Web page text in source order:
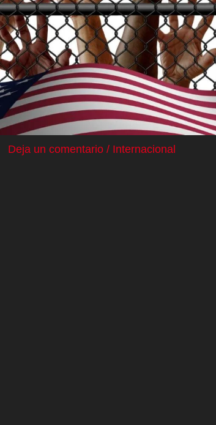
Deja un comentario / Internacional